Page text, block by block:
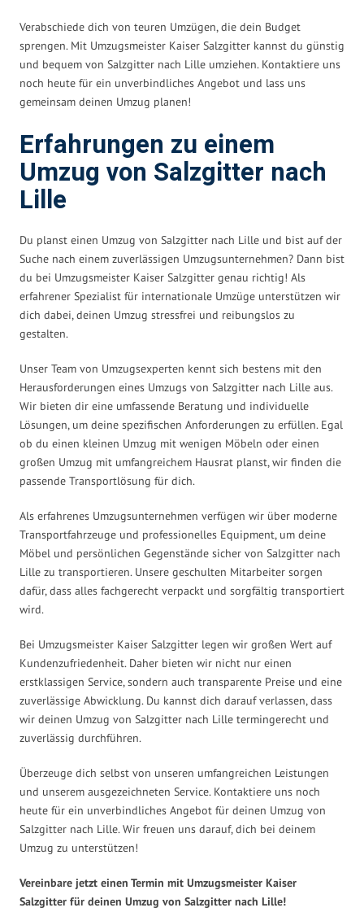
Verabschiede dich von teuren Umzügen, die dein Budget
sprengen. Mit Umzugsmeister Kaiser Salzgitter kannst du günstig
und bequem von Salzgitter nach Lille umziehen. Kontaktiere uns
noch heute für ein unverbindliches Angebot und lass uns
gemeinsam deinen Umzug planen!
Erfahrungen zu einem
Umzug von Salzgitter nach
Lille
Du planst einen Umzug von Salzgitter nach Lille und bist auf der
Suche nach einem zuverlässigen Umzugsunternehmen? Dann bist
du bei Umzugsmeister Kaiser Salzgitter genau richtig! Als
erfahrener Spezialist für internationale Umzüge unterstützen wir
dich dabei, deinen Umzug stressfrei und reibungslos zu
gestalten.
Unser Team von Umzugsexperten kennt sich bestens mit den
Herausforderungen eines Umzugs von Salzgitter nach Lille aus.
Wir bieten dir eine umfassende Beratung und individuelle
Lösungen, um deine spezifischen Anforderungen zu erfüllen. Egal
ob du einen kleinen Umzug mit wenigen Möbeln oder einen
großen Umzug mit umfangreichem Hausrat planst, wir finden die
passende Transportlösung für dich.
Als erfahrenes Umzugsunternehmen verfügen wir über moderne
Transportfahrzeuge und professionelles Equipment, um deine
Möbel und persönlichen Gegenstände sicher von Salzgitter nach
Lille zu transportieren. Unsere geschulten Mitarbeiter sorgen
dafür, dass alles fachgerecht verpackt und sorgfältig transportiert
wird.
Bei Umzugsmeister Kaiser Salzgitter legen wir großen Wert auf
Kundenzufriedenheit. Daher bieten wir nicht nur einen
erstklassigen Service, sondern auch transparente Preise und eine
zuverlässige Abwicklung. Du kannst dich darauf verlassen, dass
wir deinen Umzug von Salzgitter nach Lille termingerecht und
zuverlässig durchführen.
Überzeuge dich selbst von unseren umfangreichen Leistungen
und unserem ausgezeichneten Service. Kontaktiere uns noch
heute für ein unverbindliches Angebot für deinen Umzug von
Salzgitter nach Lille. Wir freuen uns darauf, dich bei deinem
Umzug zu unterstützen!
Vereinbare jetzt einen Termin mit Umzugsmeister Kaiser
Salzgitter für deinen Umzug von Salzgitter nach Lille!